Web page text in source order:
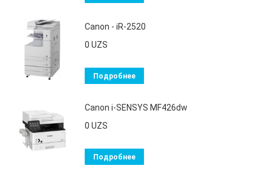
Canon - iR-2520
0 UZS
Подробнее
Canon i-SENSYS MF426dw
0 UZS
Подробнее